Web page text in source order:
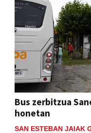
Bus zerbitzua
honetan
SAN ESTEBAN JAIAK